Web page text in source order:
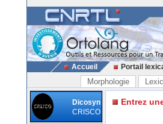
Accueil Portail
Morphologie
Dicosyn
CRISCO
Entrez